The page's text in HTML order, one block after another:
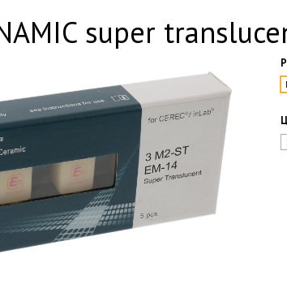
super